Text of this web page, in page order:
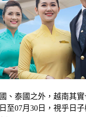
泰國之外，越南其實
至07月30日，視乎日